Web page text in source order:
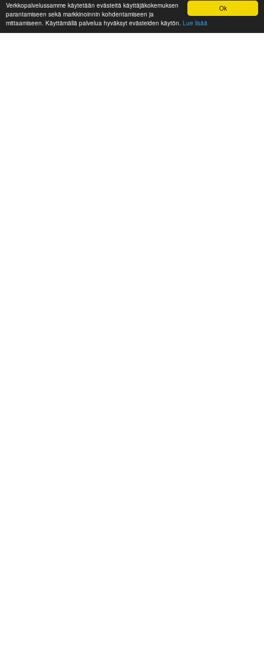
Ok
Verkkopalvelussamme käytetään evästeitä käyttäjäkokemuksen
parantamiseen sekä markkinoinnin kohdentamiseen ja
mittaamiseen. Käyttämällä palvelua hyväksyt evästeiden käytön. Lue lisää